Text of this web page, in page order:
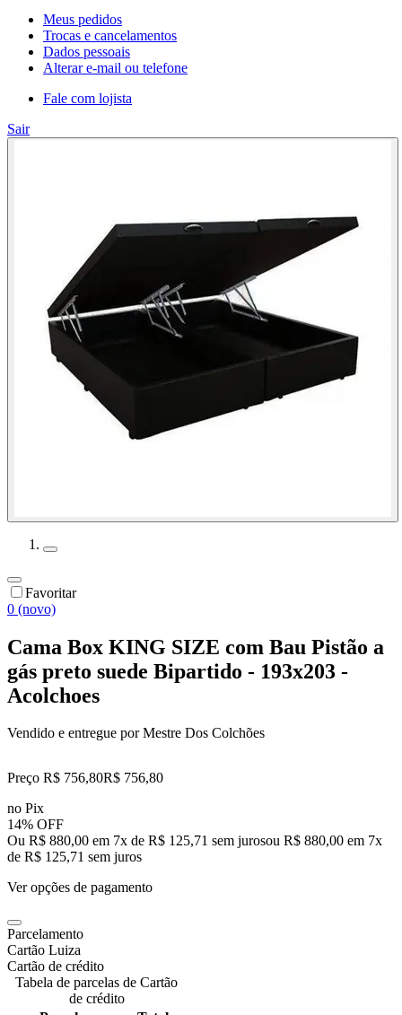
Meus pedidos
Trocas e cancelamentos
Dados pessoais
Alterar e-mail ou telefone
Fale com lojista
Sair
Favoritar
0 (novo)
Cama Box KING SIZE com Bau Pistão a
gás preto suede Bipartido - 193x203 -
Acolchoes
Vendido e entregue por Mestre Dos Colchões
Preço R$ 756,80R$ 756,80
no Pix
14% OFF
Ou R$ 880,00 em 7x de R$ 125,71 sem jurosou R$ 880,00 em 7x
de R$ 125,71 sem juros
Ver opções de pagamento
Parcelamento
Cartão Luiza
Cartão de crédito
Tabela de parcelas de Cartão
de crédito